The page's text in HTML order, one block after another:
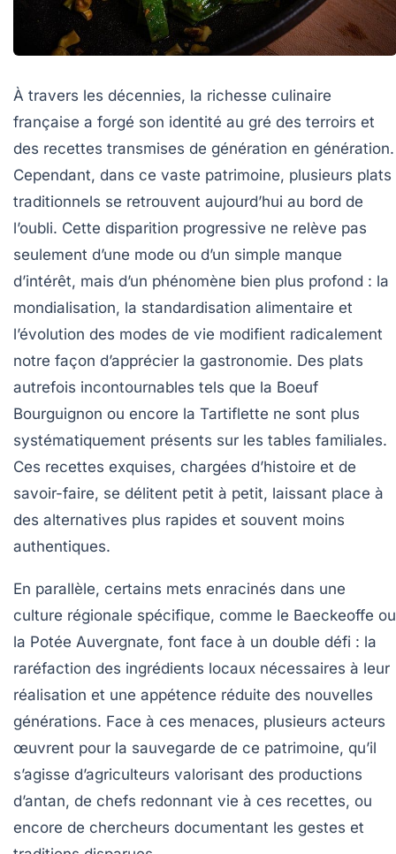
À travers les décennies, la richesse culinaire
française a forgé son identité au gré des terroirs et
des recettes transmises de génération en génération.
Cependant, dans ce vaste patrimoine, plusieurs plats
traditionnels se retrouvent aujourd’hui au bord de
l’oubli. Cette disparition progressive ne relève pas
seulement d’une mode ou d’un simple manque
d’intérêt, mais d’un phénomène bien plus profond : la
mondialisation, la standardisation alimentaire et
l’évolution des modes de vie modifient radicalement
notre façon d’apprécier la gastronomie. Des plats
autrefois incontournables tels que la Boeuf
Bourguignon ou encore la Tartiflette ne sont plus
systématiquement présents sur les tables familiales.
Ces recettes exquises, chargées d’histoire et de
savoir-faire, se délitent petit à petit, laissant place à
des alternatives plus rapides et souvent moins
authentiques.
En parallèle, certains mets enracinés dans une
culture régionale spécifique, comme le Baeckeoffe ou
la Potée Auvergnate, font face à un double défi : la
raréfaction des ingrédients locaux nécessaires à leur
réalisation et une appétence réduite des nouvelles
générations. Face à ces menaces, plusieurs acteurs
œuvrent pour la sauvegarde de ce patrimoine, qu’il
s’agisse d’agriculteurs valorisant des productions
d’antan, de chefs redonnant vie à ces recettes, ou
encore de chercheurs documentant les gestes et